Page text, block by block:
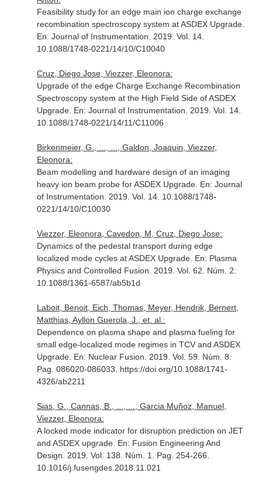
Feasibility study for an edge main ion charge exchange
recombination spectroscopy system at ASDEX Upgrade.
En: Journal of Instrumentation . 2019. Vol. 14.
10.1088/1748-0221/14/10/C10040
Cruz, Diego Jose, Viezzer, Eleonora:
Upgrade of the edge Charge Exchange Recombination
Spectroscopy system at the High Field Side of ASDEX
Upgrade. En: Journal of Instrumentation . 2019. Vol. 14.
10.1088/1748-0221/14/11/C11006
Birkenmeier, G., ..., ..., Galdon, Joaquin, Viezzer,
Eleonora:
Beam modelling and hardware design of an imaging
heavy ion beam probe for ASDEX Upgrade. En: Journal
of Instrumentation . 2019. Vol. 14. 10.1088/1748-
0221/14/10/C10030
Viezzer, Eleonora, Cavedon, M, Cruz, Diego Jose:
Dynamics of the pedestal transport during edge
localized mode cycles at ASDEX Upgrade. En: Plasma
Physics and Controlled Fusion . 2019. Vol. 62. Núm. 2.
10.1088/1361-6587/ab5b1d
Laboit, Benoit, Eich, Thomas, Meyer, Hendrik, Bernert,
Matthias, Ayllon Guerola, J., et. al.:
Dependence on plasma shape and plasma fueling for
small edge-localized mode regimes in TCV and ASDEX
Upgrade. En: Nuclear Fusion . 2019. Vol. 59. Núm. 8.
Pag. 086020-086033. https://doi.org/10.1088/1741-
4326/ab2211
Sias, G., Cannas, B., ..., ..., Garcia Muñoz, Manuel,
Viezzer, Eleonora:
A locked mode indicator for disruption prediction on JET
and ASDEX upgrade. En: Fusion Engineering And
Design . 2019. Vol. 138. Núm. 1. Pag. 254-266.
10.1016/j.fusengdes.2018.11.021